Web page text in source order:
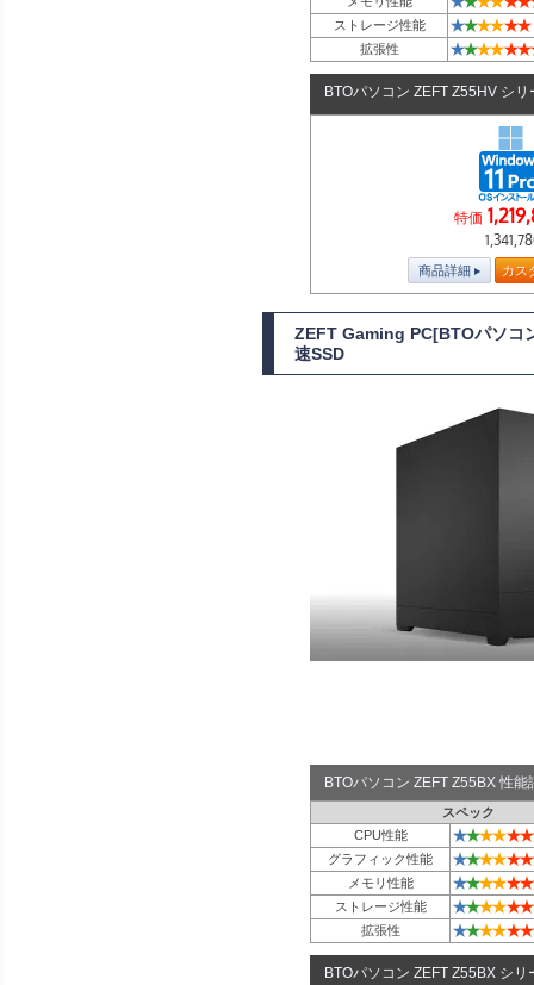
ストレージ性能 ★★★★★★
拡張性 ★★★★★★
BTOパソコン ZEFT Z55HV シリ
特価
商品詳細 カス
ZEFT Gaming PC[BTOパソコ
速SSD
BTOパソコン ZEFT Z55BX 性
スペック
CPU性能
★★★★★★
グラフィック性能 ★★★★★★
メモリ性能 ★★★★★★
ストレージ性能 ★★★★★★
拡張性 ★★★★★★
BTOパソコン ZEFT Z55BX シリ